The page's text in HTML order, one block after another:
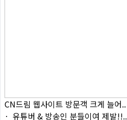
CN드림 웹사이트 방문객 크게 늘어..
유튜버 & 방송인 분들이여 제발!!..